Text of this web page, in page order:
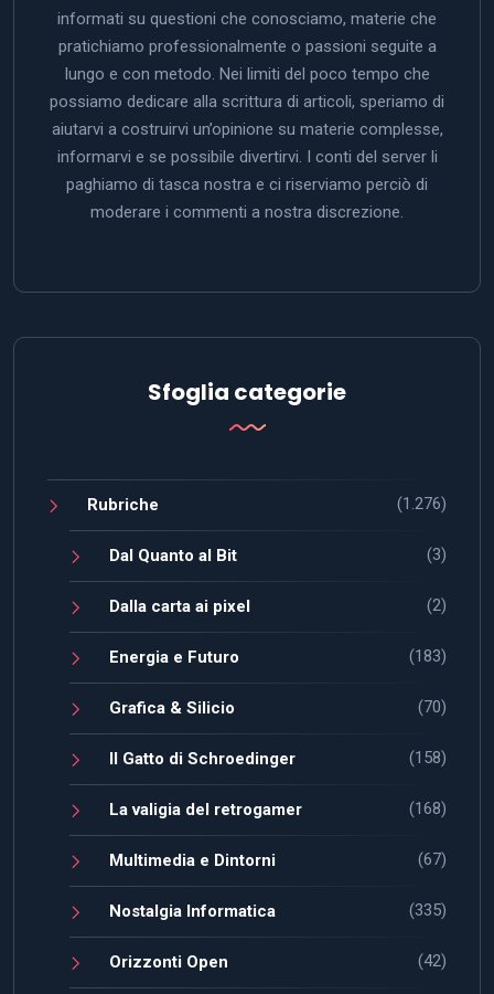
informati su questioni che conosciamo, materie che
pratichiamo professionalmente o passioni seguite a
lungo e con metodo. Nei limiti del poco tempo che
possiamo dedicare alla scrittura di articoli, speriamo di
aiutarvi a costruirvi un’opinione su materie complesse,
informarvi e se possibile divertirvi. I conti del server li
paghiamo di tasca nostra e ci riserviamo perciò di
moderare i commenti a nostra discrezione.
Sfoglia categorie
Rubriche (1.276)
Dal Quanto al Bit (3)
Dalla carta ai pixel (2)
Energia e Futuro (183)
Grafica & Silicio (70)
Il Gatto di Schroedinger (158)
La valigia del retrogamer (168)
Multimedia e Dintorni (67)
Nostalgia Informatica (335)
Orizzonti Open (42)